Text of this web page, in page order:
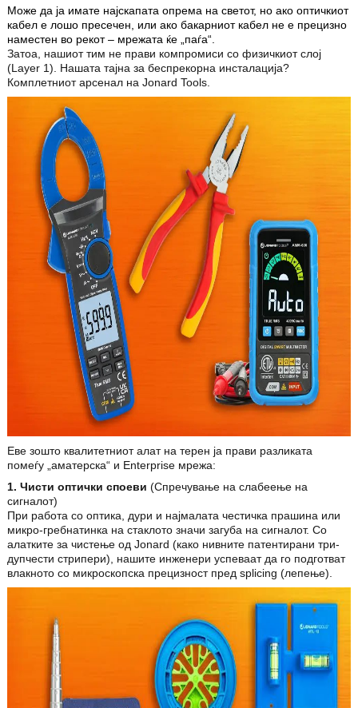
Може да ја имате најскапата опрема на светот, но ако оптичкиот
кабел е лошо пресечен, или ако бакарниот кабел не е прецизно
наместен во рекот – мрежата ќе „паѓа“.
Затоа, нашиот тим не прави компромиси со физичкиот слој
(Layer 1). Нашата тајна за беспрекорна инсталација?
Комплетниот арсенал на Jonard Tools.
Еве зошто квалитетниот алат на терен ја прави разликата
помеѓу „аматерска“ и Enterprise мрежа:
1. Чисти оптички споеви (Спречување на слабеење на
сигналот)
При работа со оптика, дури и најмалата честичка прашина или
микро-гребнатинка на стаклото значи загуба на сигналот. Со
алатките за чистење од Jonard (како нивните патентирани три-
дупчести стрипери), нашите инженери успеваат да го подготват
влакното со микроскопска прецизност пред splicing (лепење).